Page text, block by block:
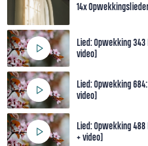
14x
Lied: Opwekking
video]
Lied: Opwekking
video]
Lied: Opwekking
+ video]